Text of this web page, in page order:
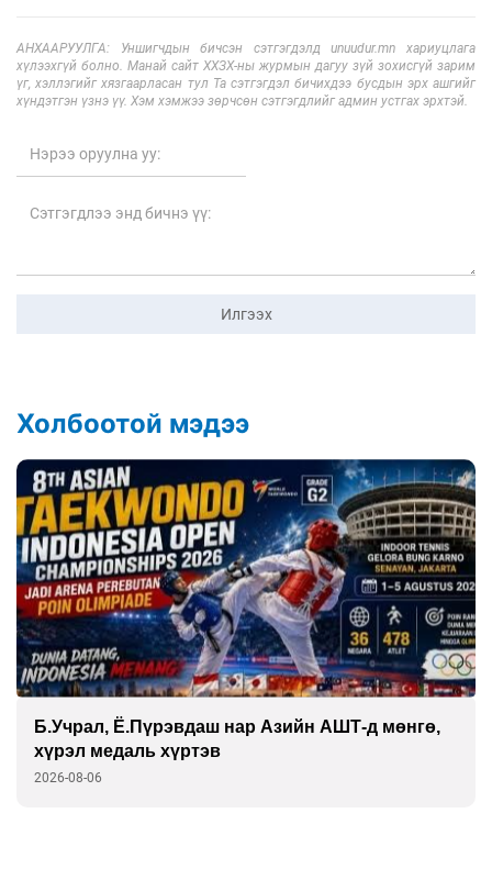
АНХААРУУЛГА: Уншигчдын бичсэн сэтгэгдэлд unuudur.mn хариуцлага
хүлээхгүй болно. Манай сайт ХХЗХ-ны журмын дагуу зүй зохисгүй зарим
үг, хэллэгийг хязгаарласан тул Та сэтгэгдэл бичихдээ бусдын эрх ашгийг
хүндэтгэн үзнэ үү. Хэм хэмжээ зөрчсөн сэтгэгдлийг админ устгах эрхтэй.
Илгээх
Холбоотой мэдээ
Б.Учрал, Ё.Пүрэвдаш нар Азийн АШТ-д мөнгө,
хүрэл медаль хүртэв
2026-08-06